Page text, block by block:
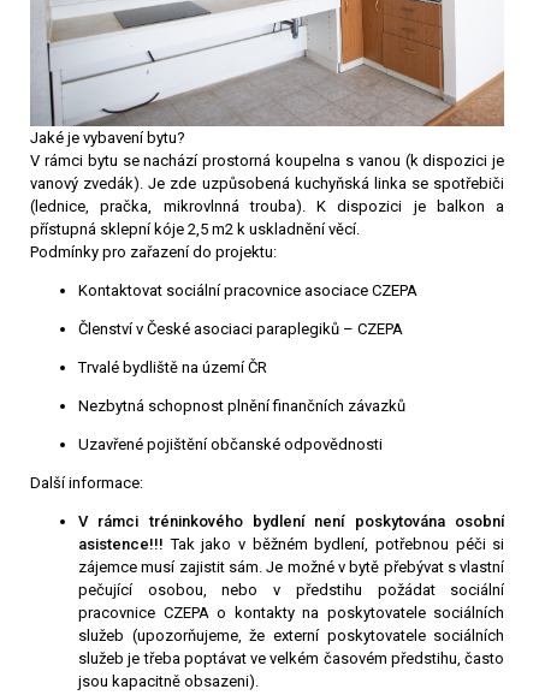
Jaké je vybavení bytu?
V rámci bytu se nachází prostorná koupelna s vanou (k dispozici je
vanový zvedák). Je zde uzpůsobená kuchyňská linka se spotřebiči
(lednice, pračka, mikrovlnná trouba). K dispozici je balkon a
přístupná sklepní kóje 2,5 m2 k uskladnění věcí.
Podmínky pro zařazení do projektu:
Kontaktovat sociální pracovnice asociace CZEPA
Členství v České asociaci paraplegiků – CZEPA
Trvalé bydliště na území ČR
Nezbytná schopnost plnění finančních závazků
Uzavřené pojištění občanské odpovědnosti
Další informace:
V rámci tréninkového bydlení není poskytována osobní
asistence!!! Tak jako v běžném bydlení, potřebnou péči si
zájemce musí zajistit sám. Je možné v bytě přebývat s vlastní
pečující osobou, nebo v předstihu požádat sociální
pracovnice CZEPA o kontakty na poskytovatele sociálních
služeb (upozorňujeme, že externí poskytovatele sociálních
služeb je třeba poptávat ve velkém časovém předstihu, často
jsou kapacitně obsazeni).